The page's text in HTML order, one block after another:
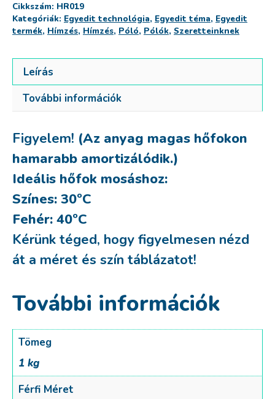
Cikkszám: HR019
Kategóriák: Egyedit technológia, Egyedit téma, Egyedit
termék, Hímzés, Hímzés, Póló, Pólók, Szeretteinknek
Leírás
További információk
Figyelem! (Az anyag magas hőfokon
hamarabb amortizálódik.)
Ideális hőfok mosáshoz:
Színes: 30ºC
Fehér: 40ºC
Kérünk téged, hogy figyelmesen nézd
át a méret és szín táblázatot!
További információk
Tömeg
1 kg
Férfi Méret